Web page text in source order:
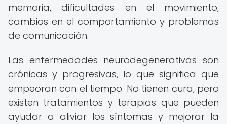
memoria, dificultades en el movimiento,
cambios en el comportamiento y problemas
de comunicación.
Las enfermedades neurodegenerativas son
crónicas y progresivas, lo que significa que
empeoran con el tiempo. No tienen cura, pero
existen tratamientos y terapias que pueden
ayudar a aliviar los síntomas y mejorar la